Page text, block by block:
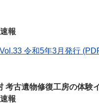
報
令和5年3月発行
考古遺物修復工房の体験
報